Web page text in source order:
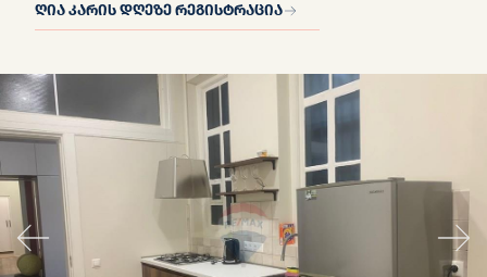
ღია კარის დღეზე რეგისტრაცია